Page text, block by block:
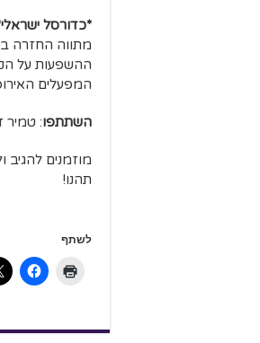
*כדורסל
מתווה החזרה
ההשפעות על
המפעלים
השתתפו: טמיר
מוזמנים
תהנו!
לשתף